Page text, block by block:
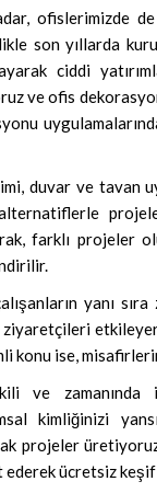
ofislerimizde
son yıllarda
ciddi
ve ofis
duvar ve tavan
farklı projeler
yanı
konu ise,
ve
kimliğinizi
projeler
ücretsiz keşif